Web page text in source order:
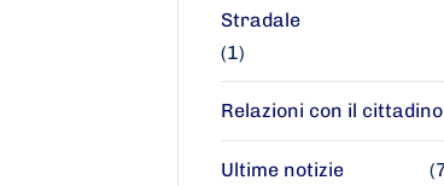
Stradale
(1)
Relazioni con il cittadino
Ultime notizie